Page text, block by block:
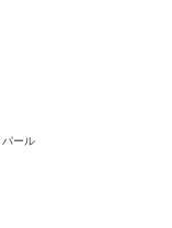
パール